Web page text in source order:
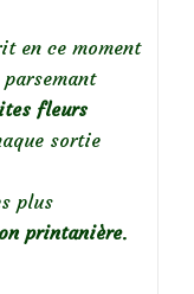
en ce moment
fleurs
sortie
plus
printanière.